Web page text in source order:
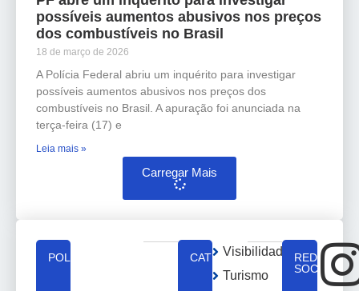
possíveis aumentos abusivos nos preços
dos combustíveis no Brasil
18 de março de 2026
A Polícia Federal abriu um inquérito para investigar
possíveis aumentos abusivos nos preços dos
combustíveis no Brasil. A apuração foi anunciada na
terça-feira (17) e
Leia mais »
Carregar Mais
POLÍTICA CATEGORIAS
Visibilidade
Turismo
REDES
SOCIAIS